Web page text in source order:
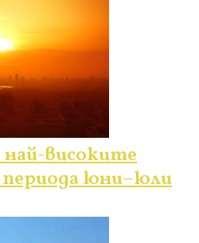
най-високите
юни–юли